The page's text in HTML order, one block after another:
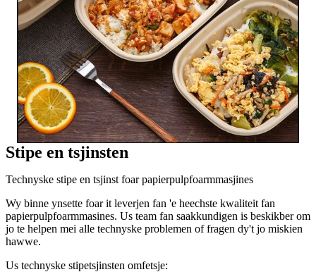
Stipe en tsjinsten
Technyske stipe en tsjinst foar papierpulpfoarmmasjines
Wy binne ynsette foar it leverjen fan 'e heechste kwaliteit fan
papierpulpfoarmmasines. Us team fan saakkundigen is beskikber om
jo te helpen mei alle technyske problemen of fragen dy't jo miskien
hawwe.
Us technyske stipetsjinsten omfetsje: